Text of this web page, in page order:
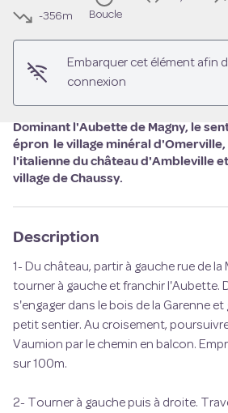
-356m
Boucle
Embarquer cet élément afin
connexion
Dominant l'Aubette de Magny, le
épron le village minéral d'Omerville,
l'italienne du château d'Ambleville
village de Chaussy.
Description
1- Du château, partir à gauche rue de la
tourner à gauche et franchir l'Aubette.
s'engager dans le bois de la Garenne
petit sentier. Au croisement,
Vaumion par le chemin en balcon.
sur 100m.
2- Tourner à gauche puis à droite.